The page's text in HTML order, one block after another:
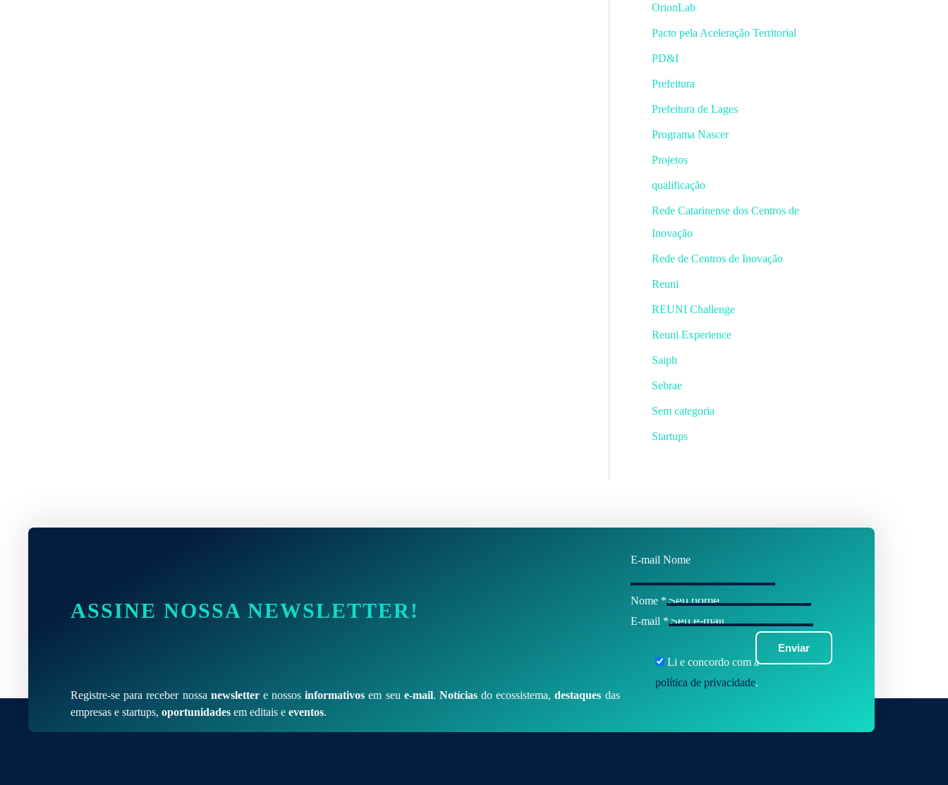
OrionLab
Pacto pela Aceleração Territorial
PD&I
Prefeitura
Prefeitura de Lages
Programa Nascer
Projetos
qualificação
Rede Catarinense dos Centros de
Inovação
Rede de Centros de Inovação
Reuni
REUNI Challenge
Reuni Experience
Saiph
Sebrae
Sem categoria
Startups
ASSINE NOSSA NEWSLETTER!
Registre-se para receber nossa newslettere nossosinformativos em seu e-mail. Notíciasdo ecossistema,destaques das
empresas e startups, oportunidades em editais e eventos.
E-mail Nome
Nome *
E-mail *
Enviar
Li e concordo com a
política de privacidade.